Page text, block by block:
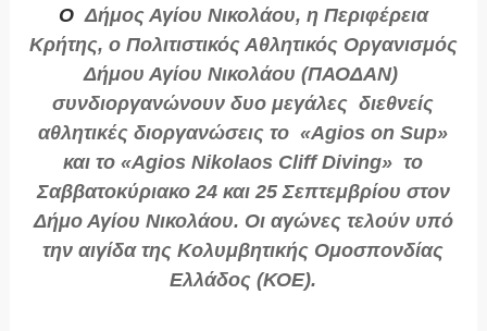
Ο Δήμος Αγίου Νικολάου, η Περιφέρεια
Κρήτης, ο Πολιτιστικός Αθλητικός Οργανισμός
Δήμου Αγίου Νικολάου (ΠΑΟΔΑΝ)
συνδιοργανώνουν δυο μεγάλες διεθνείς
αθλητικές διοργανώσεις το «Agios on Sup»
και το «Agios Nikolaos Cliff Diving» το
Σαββατοκύριακο 24 και 25 Σεπτεμβρίου στον
Δήμο Αγίου Νικολάου. Οι αγώνες τελούν υπό
την αιγίδα της Κολυμβητικής Ομοσπονδίας
Ελλάδος (ΚΟΕ).